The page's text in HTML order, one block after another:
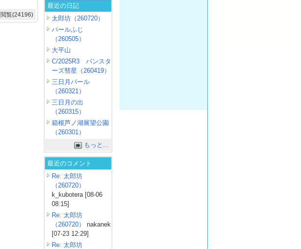
閲覧(24196)
最近の日記
太郎坊（260720）
パールふじ
（260505）
大平山
C/2025R3 パンスタ
ーズ彗星（260419）
三日月パール
（260321）
三日月の出
（260315）
箱根芦ノ湖展望公園
（260301）
もっと...
最近のコメント
Re: 太郎坊
（260720）
k_kubotera [08-06
08:15]
Re: 太郎坊
（260720）
nakanek
[07-23 12:29]
Re: 太郎坊